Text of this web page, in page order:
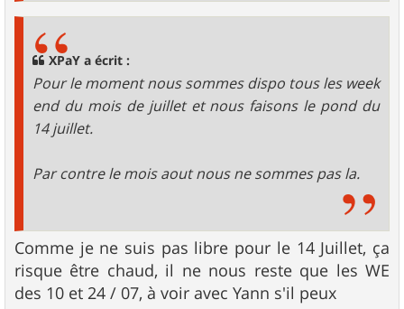
XPaY a écrit :
Pour le moment nous sommes dispo tous les week
end du mois de juillet et nous faisons le pond du
14 juillet.
Par contre le mois aout nous ne sommes pas la.
Comme je ne suis pas libre pour le 14 Juillet, ça
risque être chaud, il ne nous reste que les WE
des 10 et 24 / 07, à voir avec Yann s'il peux